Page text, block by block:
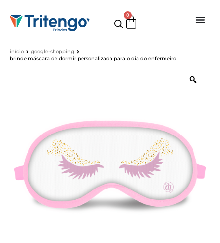
0
início
google-shopping
brinde máscara de dormir personalizada para o dia do enfermeiro